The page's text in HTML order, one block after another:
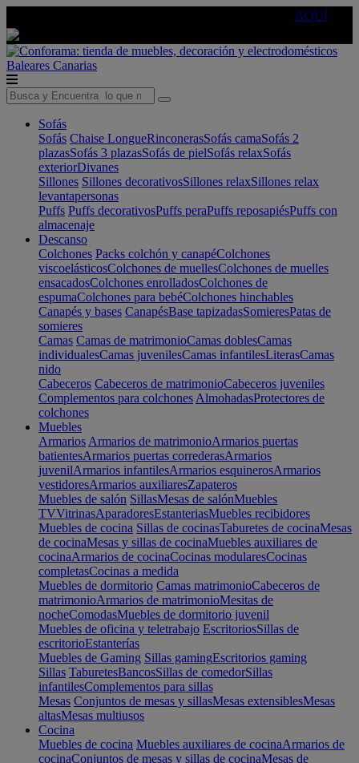
AQUÍ
Baleares Canarias
Sofás
Sofás Chaise LongueRinconerasSofás camaSofás 2
plazasSofás 3 plazasSofás de pielSofás relaxSofás
exteriorDivanes
Sillones Sillones decorativosSillones relaxSillones relax
levantapersonas
Puffs Puffs decorativosPuffs peraPuffs reposapiésPuffs con
almacenaje
Descanso
Colchones Packs colchón y canapéColchones
viscoelásticosColchones de muellesColchones de muelles
ensacadosColchones enrolladosColchones de
espumaColchones para bebéColchones hinchables
Canapés y bases CanapésBase tapizadasSomieresPatas de
somieres
Camas Camas de matrimonioCamas doblesCamas
individualesCamas juvenilesCamas infantilesLiterasCamas
nido
Cabeceros Cabeceros de matrimonioCabeceros juveniles
Complementos para colchones AlmohadasProtectores de
colchones
Muebles
Armarios Armarios de matrimonioArmarios puertas
batientesArmarios puertas correderasArmarios
juvenilArmarios infantilesArmarios esquinerosArmarios
vestidoresArmarios auxiliaresZapateros
Muebles de salón SillasMesas de salónMuebles
TVVitrinasAparadoresEstanteriasMuebles recibidores
Muebles de cocina Sillas de cocinasTaburetes de cocinaMesas
de cocinaMesas y sillas de cocinaMuebles auxiliares de
cocinaArmarios de cocinaCocinas modularesCocinas
completasCocinas a medida
Muebles de dormitorio Camas matrimonioCabeceros de
matrimonioArmarios de matrimonioMesitas de
nocheComodasMuebles de dormitorio juvenil
Muebles de oficina y teletrabajo EscritoriosSillas de
escritorioEstanterías
Muebles de Gaming Sillas gamingEscritorios gaming
Sillas TaburetesBancosSillas de comedorSillas
infantilesComplementos para sillas
Mesas Conjuntos de mesas y sillasMesas extensiblesMesas
altasMesas multiusos
Cocina
Muebles de cocina Muebles auxiliares de cocinaArmarios de
cocinaConjuntos de mesas y sillas de cocinaMesas de